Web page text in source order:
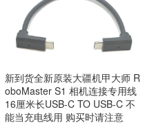
新到货全新原装大疆机甲大师 R
oboMaster S1 相机连接专用线
16厘米长USB-C TO USB-C 不
能当充电线用 购买时请注意